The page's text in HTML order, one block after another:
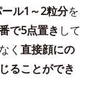
ル1～2粒分を
で5点置き して
く 直接顔にの
ることができ